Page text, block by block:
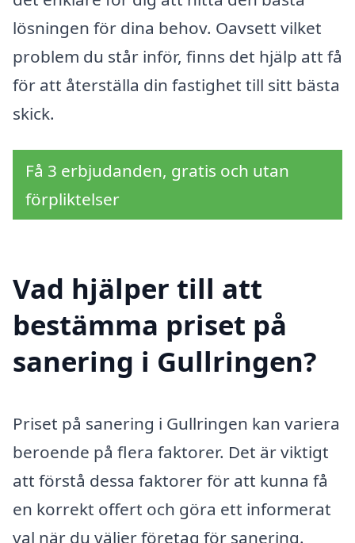
lösningen för dina behov. Oavsett vilket
problem du står inför, finns det hjälp att få
för att återställa din fastighet till sitt bästa
skick.
Få 3 erbjudanden, gratis och utan
förpliktelser
Vad hjälper till att
bestämma priset på
sanering i Gullringen?
Priset på sanering i Gullringen kan variera
beroende på flera faktorer. Det är viktigt
att förstå dessa faktorer för att kunna få
en korrekt offert och göra ett informerat
val när du väljer företag för sanering.